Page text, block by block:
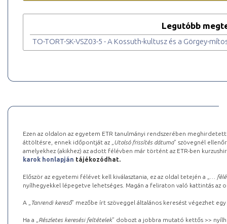
Legutóbb
TO-TORT-SK-VSZ03-5 - A Kossuth-kultusz és a Görgey-
Ezen az oldalon az egyetem ETR tanulmányi rendszerében
áttöltésre, ennek időpontját az „ Utolsó frissítés dátuma” szövegnél
amelyekhez (akikhez) az adott félévben már történt az ETR-ben
karok honlapján tájékozódhat.
Először az egyetemi félévet kell kiválasztania, ez az oldal tetején a „
…
nyílhegyekkel lépegetve lehetséges. Magán a feliraton való kattintás az
A „ Tanrendi kereső” mezőbe írt szöveggel általános keresést végezhet
Ha a „ Részletes keresési feltételek” dobozt a jobbra mutató kettős >>